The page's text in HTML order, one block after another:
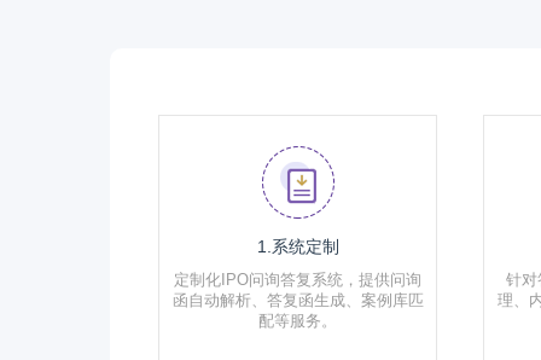
1.系统定制
定制化IPO问询答复系统，提供问询
函自动解析、答复函生成、案例库匹
配等服务。
针对
理、